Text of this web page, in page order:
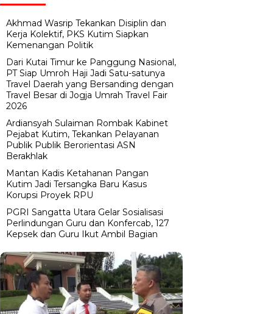
Akhmad Wasrip Tekankan Disiplin dan
Kerja Kolektif, PKS Kutim Siapkan
Kemenangan Politik
Dari Kutai Timur ke Panggung Nasional,
PT Siap Umroh Haji Jadi Satu-satunya
Travel Daerah yang Bersanding dengan
Travel Besar di Jogja Umrah Travel Fair
2026
Ardiansyah Sulaiman Rombak Kabinet
Pejabat Kutim, Tekankan Pelayanan
Publik Publik Berorientasi ASN
Berakhlak
Mantan Kadis Ketahanan Pangan
Kutim Jadi Tersangka Baru Kasus
Korupsi Proyek RPU
PGRI Sangatta Utara Gelar Sosialisasi
Perlindungan Guru dan Konfercab, 127
Kepsek dan Guru Ikut Ambil Bagian